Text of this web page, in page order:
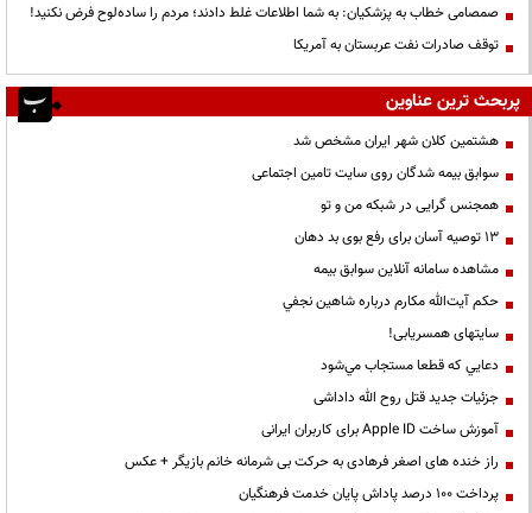
صمصامی خطاب به پزشکیان: به شما اطلاعات غلط دادند؛ مردم را ساده‌لوح فرض نکنید!
توقف صادرات نفت عربستان به آمریکا
پربحث ترین عناوین
هشتمین کلان شهر ایران مشخص شد
سوابق بیمه شدگان روی سایت تامین اجتماعی
همجنس گرایی در شبکه من و تو
13 توصیه آسان برای رفع بوی بد دهان
مشاهده سامانه آنلاين سوابق بیمه
حكم آيت‌الله مكارم درباره شاهين نجفي
سایتهای همسریابی!
دعايي كه قطعا مستجاب مي‌شود
جزئیات جدید قتل روح الله داداشی
آموزش ساخت Apple ID برای کاربران ایرانی
راز خنده های اصغر فرهادی به حرکت بی شرمانه خانم بازیگر + عکس
پرداخت ۱۰۰ درصد پاداش پایان خدمت فرهنگیان